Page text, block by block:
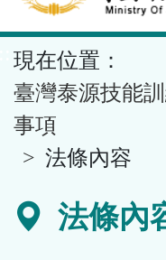
內
容
區
塊
現在位置：
臺灣泰源技能
事項
法條內容
法條內